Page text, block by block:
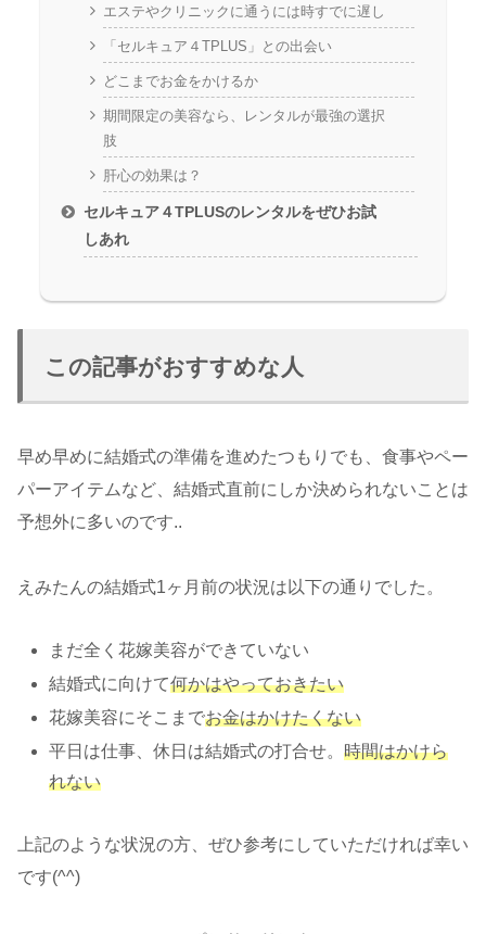
エステやクリニックに通うには時すでに遅し
「セルキュア４TPLUS」との出会い
どこまでお金をかけるか
期間限定の美容なら、レンタルが最強の選択
肢
肝心の効果は？
セルキュア４TPLUSのレンタルをぜひお試
しあれ
この記事がおすすめな人
早め早めに結婚式の準備を進めたつもりでも、食事やペー
パーアイテムなど、結婚式直前にしか決められないことは
予想外に多いのです..
えみたんの結婚式1ヶ月前の状況は以下の通りでした。
まだ全く花嫁美容ができていない
結婚式に向けて何かはやっておきたい
花嫁美容にそこまでお金はかけたくない
平日は仕事、休日は結婚式の打合せ。時間はかけら
れない
上記のような状況の方、ぜひ参考にしていただければ幸い
です(^^)